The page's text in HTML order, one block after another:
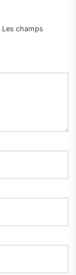
Les champs